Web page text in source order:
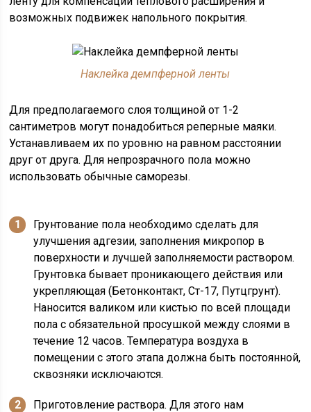
возможных подвижек напольного покрытия.
Наклейка демпферной ленты
Для предполагаемого слоя толщиной от 1-2
сантиметров могут понадобиться реперные маяки.
Устанавливаем их по уровню на равном расстоянии
друг от друга. Для непрозрачного пола можно
использовать обычные саморезы.
Грунтование пола необходимо сделать для
улучшения адгезии, заполнения микропор в
поверхности и лучшей заполняемости раствором.
Грунтовка бывает проникающего действия или
укрепляющая (Бетонконтакт, Ст-17, Путцгрунт).
Наносится валиком или кистью по всей площади
пола с обязательной просушкой между слоями в
течение 12 часов. Температура воздуха в
помещении с этого этапа должна быть постоянной,
сквозняки исключаются.
Приготовление раствора. Для этого нам